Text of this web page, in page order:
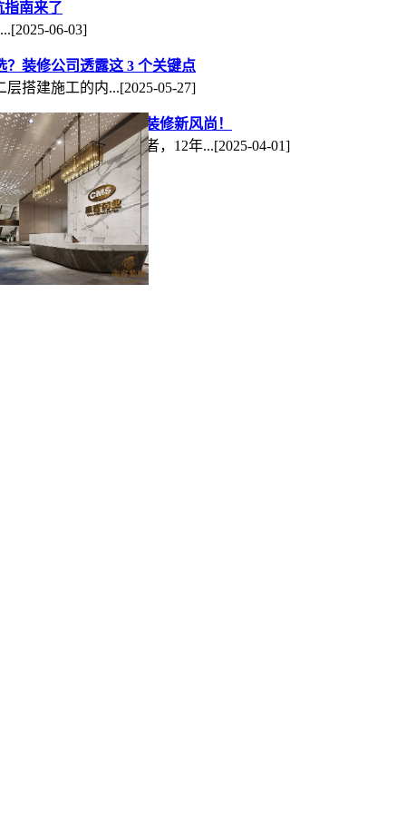
指南来了
[2025-06-03]
装修公司透露这 3 个关键点
层搭建施工的内...[2025-05-27]
装饰专业打造办公室装修新风尚！
成都工装公司的佼佼者，12年...[2025-04-01]